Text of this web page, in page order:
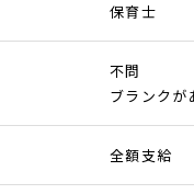
保育士
不問
ブランク
全額支給